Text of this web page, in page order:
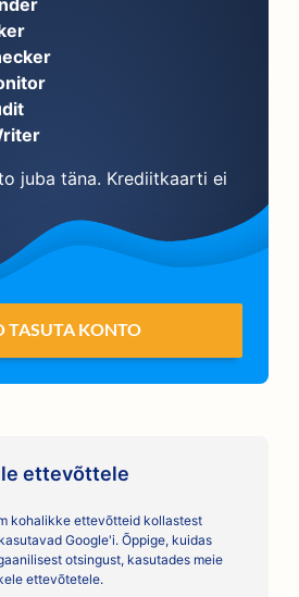
juba täna. Krediitkaarti ei
TASUTA KONTO
ettevõttele
kohalikke ettevõtteid kollastest
Google'i. Õppige, kuidas
otsingust, kasutades meie
ettevõtetele.